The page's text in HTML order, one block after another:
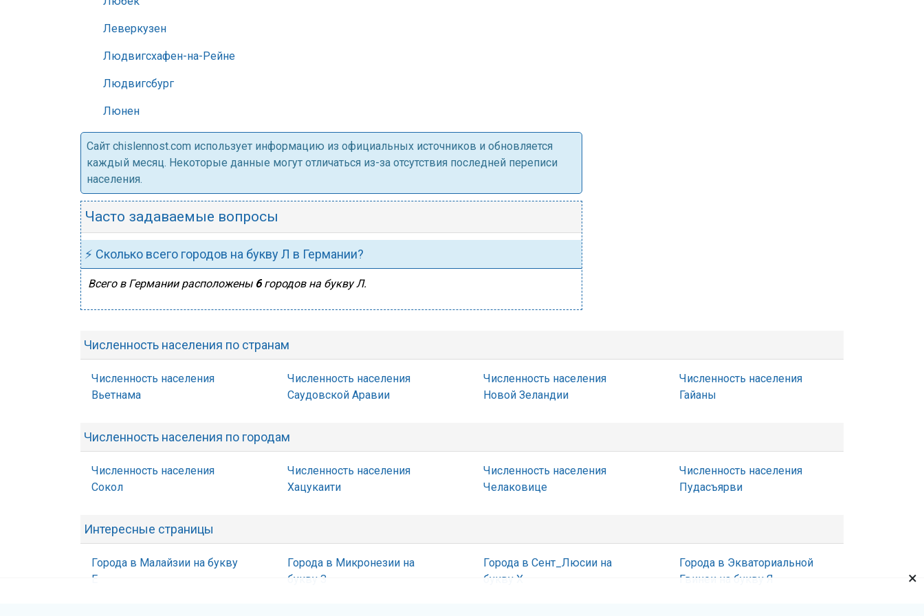
Леверкузен
Людвигсхафен-на-Рейне
Людвигсбург
Люнен
Cайт chislennost.com использует информацию из официальных источников и обновляется
каждый месяц. Некоторые данные могут отличаться из-за отсутствия последней переписи
населения.
Часто задаваемые вопросы
⚡ Сколько всего городов на букву Л в Германии?
Всего в Германии расположены 6городов на букву Л.
Численность населения по странам
Численность населения
Вьетнама
Численность населения
Саудовской Аравии
Численность населения
Новой Зеландии
Численность населения
Гайаны
Численность населения по городам
Численность населения
Сокол
Численность населения
Хацукаити
Численность населения
Челаковице
Численность населения
Пудасъярви
Интересные страницы
Города в Малайзии на букву
Е
Города в Микронезии на
букву З
Города в Сент_Люсии на
букву Х
Города в Экваториальной
Гвинеи на букву Я
×